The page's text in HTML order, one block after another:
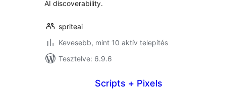
AI discoverability.
spriteai
Kevesebb, mint 10 aktív telepítés
Tesztelve: 6.9.6
Scripts + Pixels